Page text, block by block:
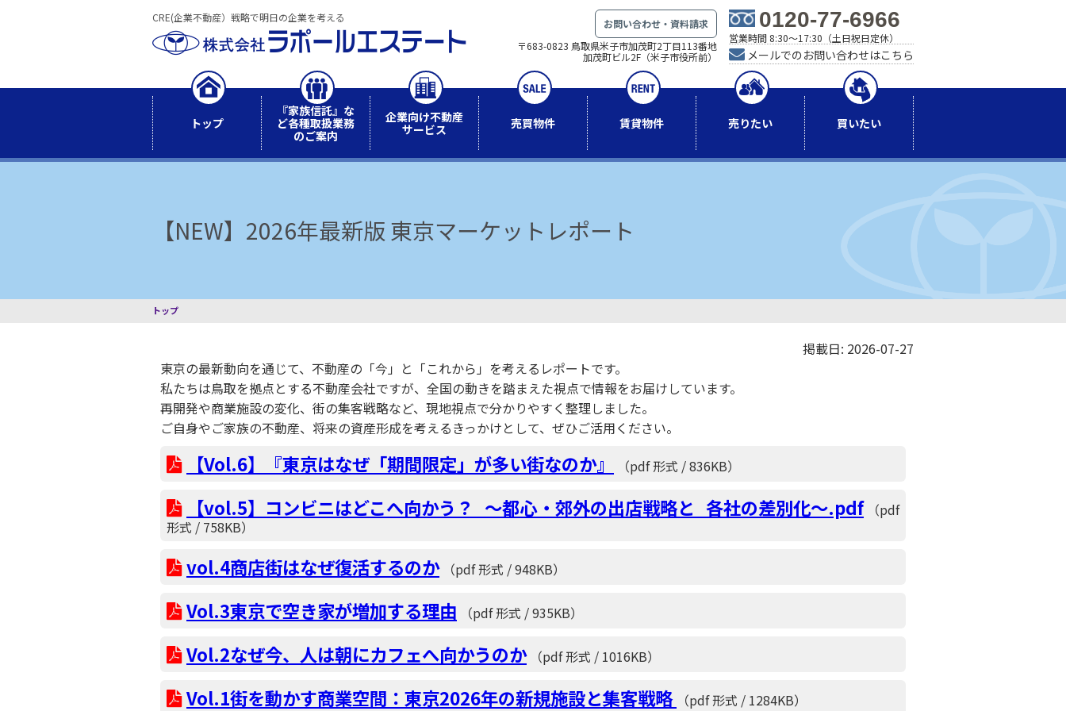
CRE(企業不動産）戦略で明日の企業を考える
お問い合わせ・資料請求
〒683-0823 鳥取県米子市加茂町2丁目113番地
加茂町ビル2F（米子市役所前）
0120-77-6966
営業時間 8:30～17:30（土日祝日定休）
メールでのお問い合わせはこちら
トップ
『家族信託』な
ど各種取扱業務
のご案内
企業向け不動産
サービス
売買物件 賃貸物件 売りたい 買いたい
【NEW】2026年最新版 東京マーケットレポート
トップ
掲載日: 2026-07-27
東京の最新動向を通じて、不動産の「今」と「これから」を考えるレポートです。
私たちは鳥取を拠点とする不動産会社ですが、全国の動きを踏まえた視点で情報をお届けしています。
再開発や商業施設の変化、街の集客戦略など、現地視点で分かりやすく整理しました。
ご自身やご家族の不動産、将来の資産形成を考えるきっかけとして、ぜひご活用ください。
【Vol.6】『東京はなぜ「期間限定」が多い街なのか』 （pdf 形式 / 836KB）
【vol.5】コンビニはどこへ向かう？_～都心・郊外の出店戦略と_各社の差別化～.pdf（pdf
形式 / 758KB）
vol.4商店街はなぜ復活するのか（pdf 形式 / 948KB）
Vol.3東京で空き家が増加する理由 （pdf 形式 / 935KB）
Vol.2なぜ今、人は朝にカフェへ向かうのか（pdf 形式 / 1016KB）
Vol.1街を動かす商業空間：東京2026年の新規施設と集客戦略 （pdf 形式 / 1284KB）